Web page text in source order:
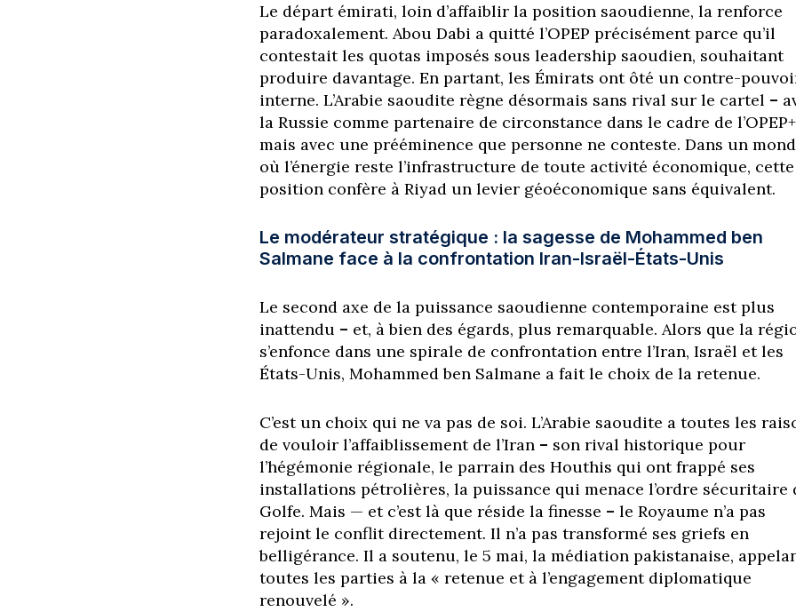
Le départ émirati, loin d’affaiblir la position saoudienne, la renforce
paradoxalement. Abou Dabi a quitté l’OPEP précisément parce qu’il
contestait les quotas imposés sous leadership saoudien, souhaitant
produire davantage. En partant, les Émirats ont ôté un contre-
interne. L’Arabie saoudite règne désormais sans rival sur le cartel –
la Russie comme partenaire de circonstance dans le cadre de
mais avec une prééminence que personne ne conteste. Dans un
où l’énergie reste l’infrastructure de toute activité économique, cette
position confère à Riyad un levier géoéconomique sans équivalent.
Le modérateur stratégique : la sagesse de Mohammed ben
Salmane face à la confrontation Iran-Israël-États-Unis
Le second axe de la puissance saoudienne contemporaine est plus
inattendu – et, à bien des égards, plus remarquable. Alors que la
s’enfonce dans une spirale de confrontation entre l’Iran, Israël et les
États-Unis, Mohammed ben Salmane a fait le choix de la retenue.
C’est un choix qui ne va pas de soi. L’Arabie saoudite a toutes les
de vouloir l’affaiblissement de l’Iran – son rival historique pour
l’hégémonie régionale, le parrain des Houthis qui ont frappé ses
installations pétrolières, la puissance qui menace l’ordre sécuritaire
Golfe. Mais — et c’est là que réside la finesse – le Royaume n’a pas
rejoint le conflit directement. Il n’a pas transformé ses griefs en
belligérance. Il a soutenu, le 5 mai, la médiation pakistanaise,
toutes les parties à la « retenue et à l’engagement diplomatique
renouvelé ».